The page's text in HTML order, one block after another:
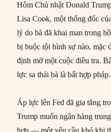
Hôm Chủ nhật Donald
Lisa Cook, một thống đốc
lý do bà đã khai man trong
bị buộc tội hình sự nào, mặc
định mở một cuộc điều tra.
lực sa thải bà là bất hợp pháp.
Áp lực lên Fed đã gia tăng
Trump muốn ngân hàng
hơn — một yêu cầu khó khi